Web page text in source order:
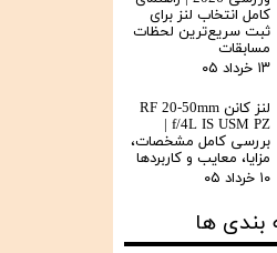
کامل انتخاب لنز برای
ثبت سریع‌ترین لحظات
مسابقات
۱۳ خرداد ۰۵
لنز کانن RF 20-50mm
بررسی کامل مشخصات،
مزایا، معایب و کاربردها
۱۰ خرداد ۰۵
ها